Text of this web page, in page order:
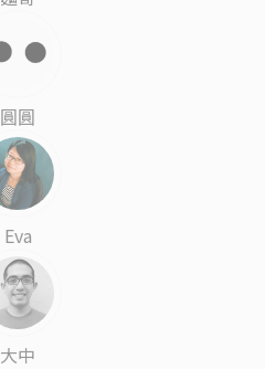
圓圓
Eva
大中